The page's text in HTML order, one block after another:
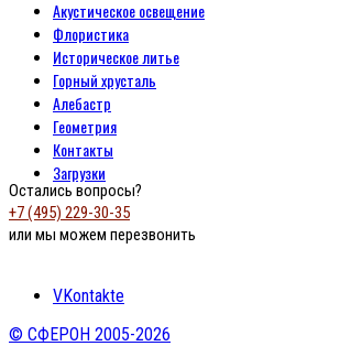
Акустическое освещение
Флористика
Историческое литье
Горный хрусталь
Алебастр
Геометрия
Контакты
Загрузки
Остались вопросы?
+7 (495) 229-30-35
или мы можем перезвонить
VKontakte
© СФЕРОН 2005-2026